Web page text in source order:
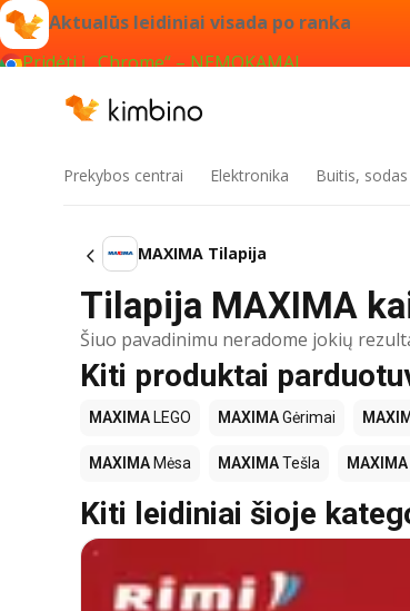
Aktualūs leidiniai visada po ranka
Pridėti į „Chrome“ – NEMOKAMAI
Prekybos centrai Elektronika Buitis, sodas
MAXIMA Tilapija
Tilapija MAXIMA
Šiuo pavadinimu neradome jokių
Kiti produktai
MAXIMA LEGO MAXIMAGėrimai
MAXIMA Mėsa MAXIMATešla MAXIMA
Kiti leidiniai šioje